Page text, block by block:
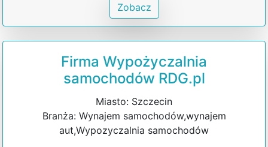
Zobacz
Firma Wypożyczalnia
samochodów RDG.pl
Miasto: Szczecin
Branża: Wynajem samochodów,wynajem
aut,Wypozyczalnia samochodów